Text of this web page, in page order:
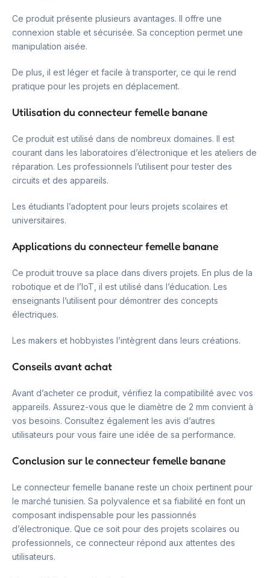
Ce produit présente plusieurs avantages. Il offre une
connexion stable et sécurisée. Sa conception permet une
manipulation aisée.
De plus, il est léger et facile à transporter, ce qui le rend
pratique pour les projets en déplacement.
Utilisation du connecteur femelle banane
Ce produit est utilisé dans de nombreux domaines. Il est
courant dans les laboratoires d’électronique et les ateliers de
réparation. Les professionnels l’utilisent pour tester des
circuits et des appareils.
Les étudiants l’adoptent pour leurs projets scolaires et
universitaires.
Applications du connecteur femelle banane
Ce produit trouve sa place dans divers projets. En plus de la
robotique et de l’IoT, il est utilisé dans l’éducation. Les
enseignants l’utilisent pour démontrer des concepts
électriques.
Les makers et hobbyistes l’intègrent dans leurs créations.
Conseils avant achat
Avant d’acheter ce produit, vérifiez la compatibilité avec vos
appareils. Assurez-vous que le diamètre de 2 mm convient à
vos besoins. Consultez également les avis d’autres
utilisateurs pour vous faire une idée de sa performance.
Conclusion sur le connecteur femelle banane
Le connecteur femelle banane reste un choix pertinent pour
le marché tunisien. Sa polyvalence et sa fiabilité en font un
composant indispensable pour les passionnés
d’électronique. Que ce soit pour des projets scolaires ou
professionnels, ce connecteur répond aux attentes des
utilisateurs.